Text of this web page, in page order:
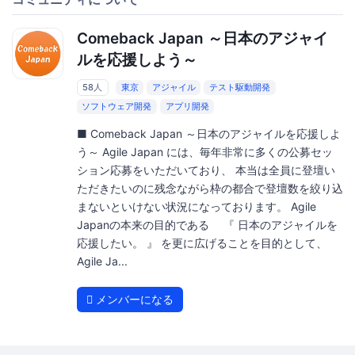
Comeback Japan ～日本のアジャイ
ルを応援しよう～
58人 東京 アジャイル
テスト駆動開発
ソフトウェア開発
アプリ開発
■ Comeback Japan ～日本のアジャイルを応援しよ
う～ Agile Japan には、毎年非常に多くの公募セッ
ション応募をいただいており、 本当は全員に登壇い
ただきたいのに残念ながら枠の都合で登壇数を絞り込
まないといけない状況になっております。 Agile
Japanの本来の目的である 『 日本のアジャイルを
応援したい。 』 を更に広げることを目的として、
Agile Ja...
メンバーになる